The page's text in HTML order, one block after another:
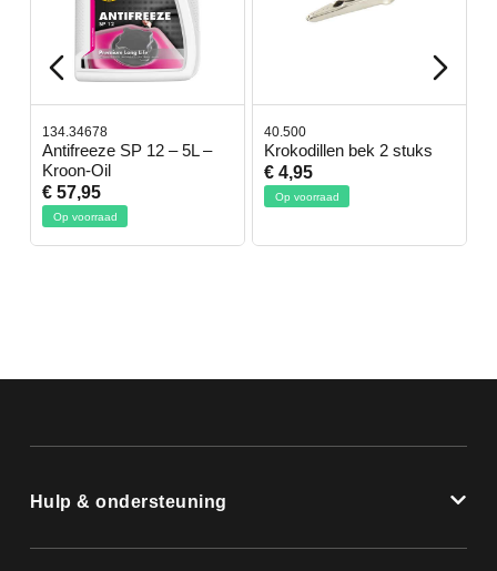
134.34678
Antifreeze SP 12 – 5L –
Kroon-Oil
€ 57,95
Op voorraad
40.500
Krokodillen bek 2 stuks
€ 4,95
Op voorraad
Hulp & ondersteuning